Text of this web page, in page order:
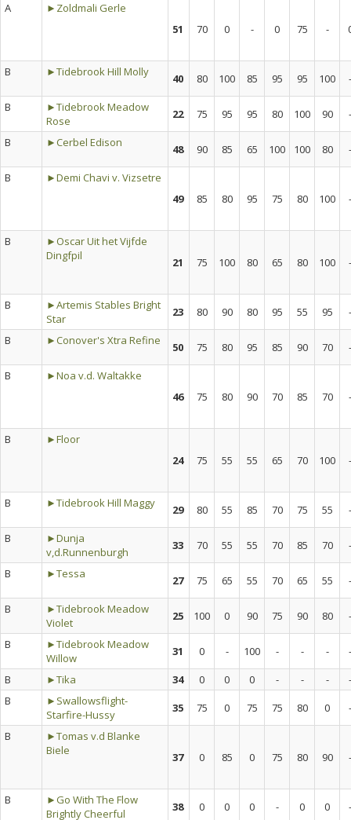
A
►Zoldmali Gerle
51
70 0 - 0 75 -
B ►Tidebrook Hill Molly 40 80 100 85 95 95 100
-
B
►Tidebrook Meadow
Rose
22 75 95 95 80 100 90
-
B
►Cerbel Edison 48 90 85 65 100 100 80
-
B
►Demi Chavi v. Vizsetre
49
85 80 95 75 80 100 -
B
►Oscar Uit het Vijfde
Dingfpil
21 75 100 80 65 80 100 -
B
►Artemis Stables Bright
Star
23 80 90 80 95 55 95
-
B
►Conover's Xtra Refine 50 75 80 95 85 90 70
-
B
►Noa v.d. Waltakke
46
75 80 90 70 85 70 -
B
►Floor
24
75 55 55 65 70 100 -
B ►Tidebrook Hill Maggy 29 80 55 85 70 75 55
-
B
►Dunja
v,d.Runnenburgh
33 70 55 55 70 85 70
-
B
►Tessa 27 75 65 55 70 65 55
-
B
►Tidebrook Meadow
Violet
25 100 0 90 75 90 80
-
B
►Tidebrook Meadow
Willow
31 0 - 100 - - -
-
B
►Tika 34 0 0 0 - - -
-
B
►Swallowsflight-
Starfire-Hussy
35 75 0 75 75 80 0
-
B
►Tomas v.d Blanke
Biele
37 0 85 0 75 80 90 -
B
►Go With The Flow
Brightly Cheerful
38 0 0 0 - 0 0
-